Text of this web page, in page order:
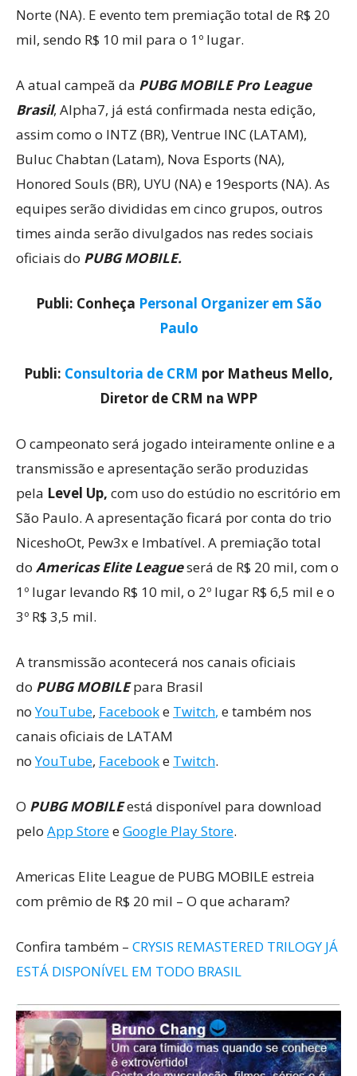
Norte (NA). E evento tem premiação total de R$ 20
mil, sendo R$ 10 mil para o 1º lugar.
A atual campeã da PUBG MOBILE Pro League
Brasil, Alpha7, já está confirmada nesta edição,
assim como o INTZ (BR), Ventrue INC (LATAM),
Buluc Chabtan (Latam), Nova Esports (NA),
Honored Souls (BR), UYU (NA) e 19esports (NA). As
equipes serão divididas em cinco grupos, outros
times ainda serão divulgados nas redes sociais
oficiais do PUBG MOBILE.
Publi: Conheça Personal Organizer em São
Paulo
Publi: Consultoria de CRM por Matheus Mello,
Diretor de CRM na WPP
O campeonato será jogado inteiramente online e a
transmissão e apresentação serão produzidas
pela Level Up, com uso do estúdio no escritório em
São Paulo. A apresentação ficará por conta do trio
NiceshoOt, Pew3x e Imbatível. A premiação total
do Americas Elite Leagueserá de R$ 20 mil, com o
1º lugar levando R$ 10 mil, o 2º lugar R$ 6,5 mil e o
3º R$ 3,5 mil.
A transmissão acontecerá nos canais oficiais
do PUBG MOBILEpara Brasil
noYouTube, Facebooke Twitch, e também nos
canais oficiais de LATAM
no YouTube, Facebooke Twitch.
O PUBG MOBILEestá disponível para download
pelo App StoreeGoogle Play Store.
Americas Elite League de PUBG MOBILE estreia
com prêmio de R$ 20 mil – O que acharam?
Confira também – CRYSIS REMASTERED TRILOGY JÁ
ESTÁ DISPONÍVEL EM TODO BRASIL